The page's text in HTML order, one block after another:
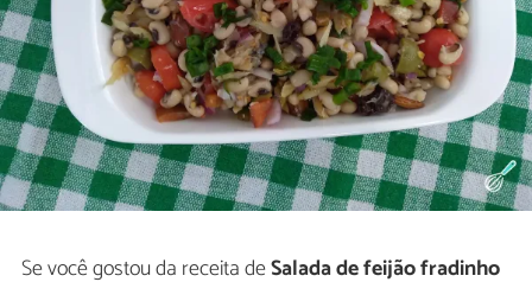
Se você gostou da receita deSalada de feijão fradinho